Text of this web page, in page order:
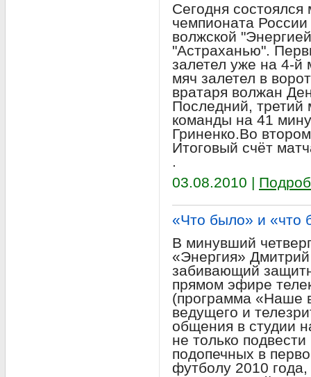
Сегодня состоялся
чемпионата
волжской
"Астраханью".
залетел уже на 4-й
мяч залетел в
вратаря волжан
Последний, третий
команды на 41
Гриненко.Во
Итоговый счёт
.
03.08.2010 |
«Что было» и «что
В минувший
«Энергия»
забивающий
прямом эфире
(программа «Наше
ведущего и
общения в студии
не только
подопечных в
футболу 2010